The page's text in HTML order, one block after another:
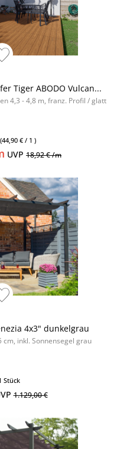
Tiger ABODO Vulcan...
4,3 - 4,8 m, franz. Profil / glatt
(44,90 € / 1 )
UVP 18,92 € /m
4x3" dunkelgrau
cm, inkl. Sonnensegel grau
Stück
1.129,00 €